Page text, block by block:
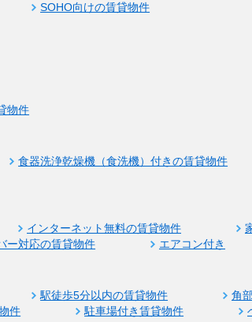
SOHO向けの賃貸物件
物件
食器洗浄乾燥機（食洗機）付きの賃貸物件
インターネット無料の賃貸物件
ー対応の賃貸物件 エアコン付き
駅徒歩5分以内の賃貸物件
角
件
駐車場付き賃貸物件